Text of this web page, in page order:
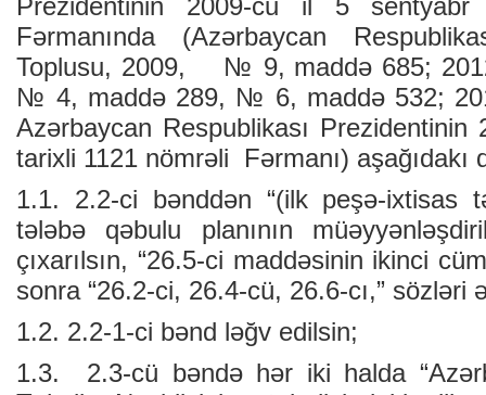
Prezidentinin 2009-cu il 5
Fərmanında (Azərbaycan
Toplusu, 2009, № 9, maddə 685;
№ 4, maddə 289, № 6, maddə 532;
Azərbaycan Respublikası
tarixli 1121 nömrəli Fərmanı) aşağıdakı
1.1. 2.2-ci bənddən “(ilk peşə-ixtisas
tələbə qəbulu planının
çıxarılsın, “26.5-ci maddəsinin ikinci
sonra “26.2-ci, 26.4-cü, 26.6-cı,” sözləri
1.2. 2.2-1-ci bənd ləğv edilsin;
1.3. 2.3-cü bəndə hər iki halda